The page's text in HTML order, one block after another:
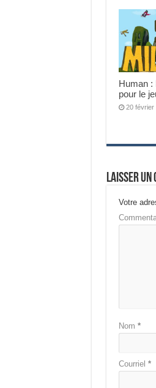
Human :
pour le
20 février
Laisser un
Votre
Nom *
Courriel *